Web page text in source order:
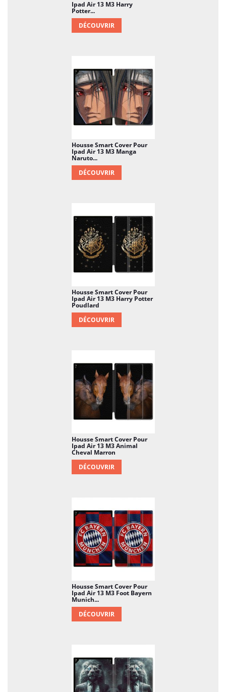
Ipad Air 13 M3 Harry
Potter...
DÉCOUVRIR
Housse Smart Cover Pour
Ipad Air 13 M3 Manga
Naruto...
DÉCOUVRIR
Housse Smart Cover Pour
Ipad Air 13 M3 Harry Potter
Poudlard
DÉCOUVRIR
Housse Smart Cover Pour
Ipad Air 13 M3 Animal
Cheval Marron
DÉCOUVRIR
Housse Smart Cover Pour
Ipad Air 13 M3 Foot Bayern
Munich...
DÉCOUVRIR